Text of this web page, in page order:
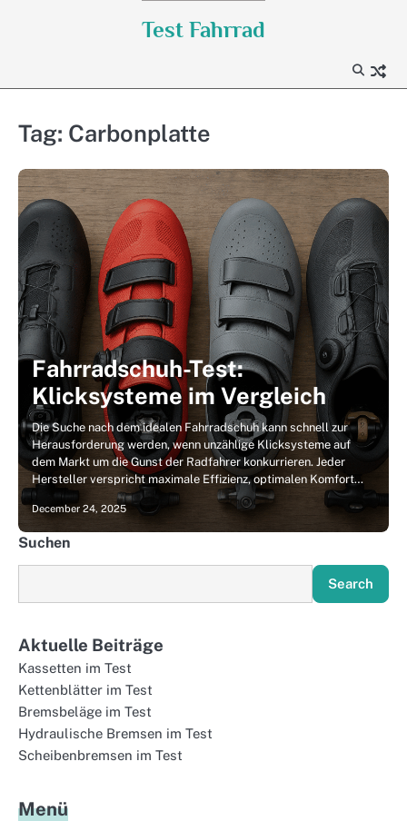
Test Fahrrad
Tag: Carbonplatte
Fahrradschuh-Test:
Klicksysteme im Vergleich
Die Suche nach dem idealen Fahrradschuh kann schnell zur
Herausforderung werden, wenn unzählige Klicksysteme auf
dem Markt um die Gunst der Radfahrer konkurrieren. Jeder
Hersteller verspricht maximale Effizienz, optimalen Komfort…
December 24, 2025
Suchen
Search
Aktuelle Beiträge
Kassetten im Test
Kettenblätter im Test
Bremsbeläge im Test
Hydraulische Bremsen im Test
Scheibenbremsen im Test
Menü